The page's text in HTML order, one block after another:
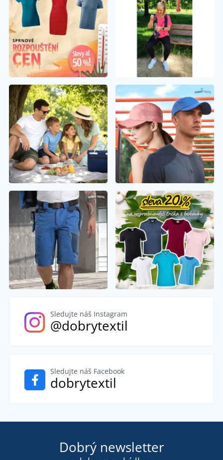
Sledujte náš Instagram
@dobrytextil
Sledujte náš Facebook
dobrytextil
Dobrý newsletter